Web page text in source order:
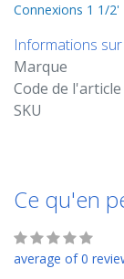
Connexions 1 1/2'
Informations
Marque
Code de l'article
SKU
Ce qu'en
average of 0